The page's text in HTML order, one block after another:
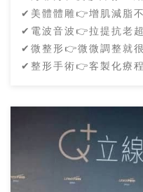
✔美體體雕👉增肌減脂
✔電波音波👉拉提抗老
✔微整形👉微微調整就
✔整形手術👉客製化療